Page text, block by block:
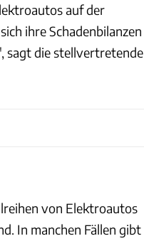
auf der
ihre Schadenbilanzen
sagt die stellvertretende
von Elektroautos
In manchen Fällen gibt